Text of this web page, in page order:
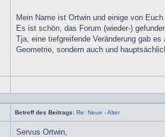
Mein Name ist Ortwin und einige von
Es ist schön, das Forum (wieder-)
Tja, eine tiefgreifende Veränderung gab
Geometrie, sondern auch und
Profil
Betreff des Beitrags: Re: Neue - Alter
Servus Ortwin,